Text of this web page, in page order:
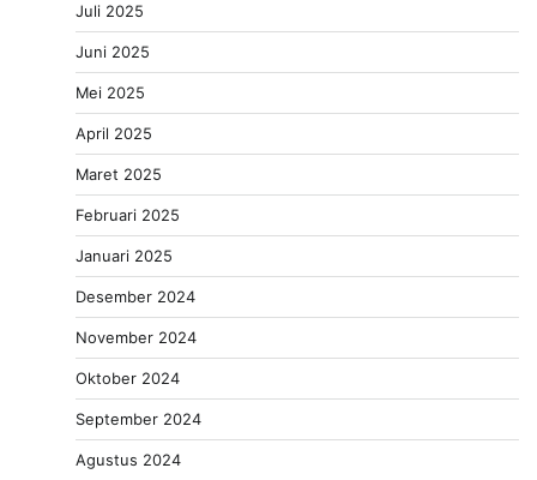
Juli 2025
Juni 2025
Mei 2025
April 2025
Maret 2025
Februari 2025
Januari 2025
Desember 2024
November 2024
Oktober 2024
September 2024
Agustus 2024